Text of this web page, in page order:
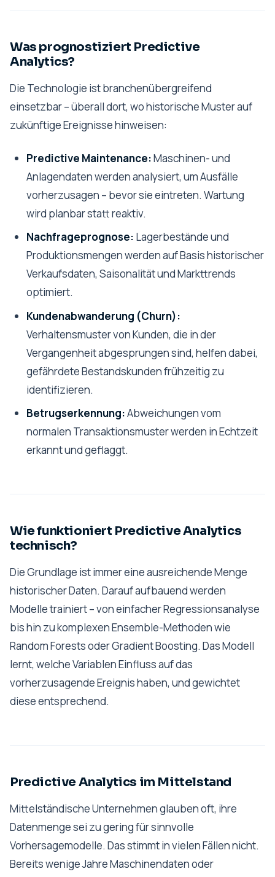
Was prognostiziert Predictive
Analytics?
Die Technologie ist branchenübergreifend
einsetzbar – überall dort, wo historische Muster auf
zukünftige Ereignisse hinweisen:
Predictive Maintenance:Maschinen- und
Anlagendaten werden analysiert, um Ausfälle
vorherzusagen – bevor sie eintreten. Wartung
wird planbar statt reaktiv.
Nachfrageprognose: Lagerbestände und
Produktionsmengen werden auf Basis historischer
Verkaufsdaten, Saisonalität und Markttrends
optimiert.
Kundenabwanderung (Churn):
Verhaltensmuster von Kunden, die in der
Vergangenheit abgesprungen sind, helfen dabei,
gefährdete Bestandskunden frühzeitig zu
identifizieren.
Betrugserkennung:Abweichungen vom
normalen Transaktionsmuster werden in Echtzeit
erkannt und geflaggt.
Wie funktioniert Predictive Analytics
technisch?
Die Grundlage ist immer eine ausreichende Menge
historischer Daten. Darauf aufbauend werden
Modelle trainiert – von einfacher Regressionsanalyse
bis hin zu komplexen Ensemble-Methoden wie
Random Forests oder Gradient Boosting. Das Modell
lernt, welche Variablen Einfluss auf das
vorherzusagende Ereignis haben, und gewichtet
diese entsprechend.
Predictive Analytics im Mittelstand
Mittelständische Unternehmen glauben oft, ihre
Datenmenge sei zu gering für sinnvolle
Vorhersagemodelle. Das stimmt in vielen Fällen nicht.
Bereits wenige Jahre Maschinendaten oder